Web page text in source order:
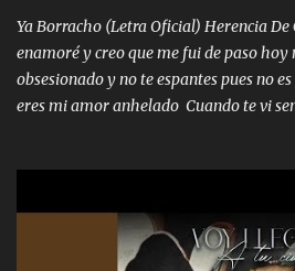
tumbaron prisionero en caliente me
que estaban muy raros me gritaba a
enfiesto me gusta vivir en grande más
responsable hay rateros envidiosos que
me cuida de las maldades Pa el equipo
Ya Borracho (Letra Oficial) Herencia De
enamoré y creo que me fui de paso hoy
obsesionado y no te espantes pues no
eres mi amor anhelado Cuando te vi
cariño de mi alma Que pa febrero
preguntas y digas que sí hacernos
contenta como yo por ti Música